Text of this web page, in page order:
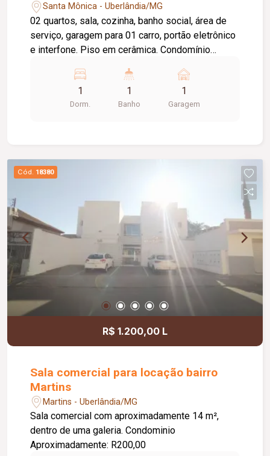
Santa Mônica - Uberlândia/MG
02 quartos, sala, cozinha, banho social, área de
serviço, garagem para 01 carro, portão eletrônico
e interfone. Piso em cerâmica. Condomínio
1
Dorm.
1
Banho
1
Garagem
Cód. 18380
R$ 1.200,00 L
Sala comercial para locação bairro
Martins
Martins - Uberlândia/MG
Sala comercial com aproximadamente 14 m²,
dentro de uma galeria. Condominio
Aproximadamente: R200,00